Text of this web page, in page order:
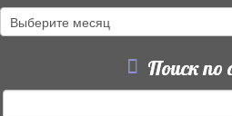
Архивы
Поиск по